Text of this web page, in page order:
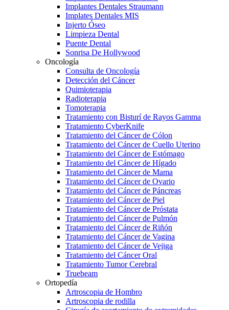
Implantes Dentales Straumann
Implates Dentales MIS
Injerto Óseo
Limpieza Dental
Puente Dental
Sonrisa De Hollywood
Oncología
Consulta de Oncología
Detección del Cáncer
Quimioterapia
Radioterapia
Tomoterapia
Tratamiento con Bisturí de Rayos Gamma
Tratamiento CyberKnife
Tratamiento del Cáncer de Cólon
Tratamiento del Cáncer de Cuello Uterino
Tratamiento del Cáncer de Estómago
Tratamiento del Cáncer de Hígado
Tratamiento del Cáncer de Mama
Tratamiento del Cáncer de Ovario
Tratamiento del Cáncer de Páncreas
Tratamiento del Cáncer de Piel
Tratamiento del Cáncer de Próstata
Tratamiento del Cáncer de Pulmón
Tratamiento del Cáncer de Riñón
Tratamiento del Cáncer de Vagina
Tratamiento del Cáncer de Vejiga
Tratamiento del Cáncer Oral
Tratamiento Tumor Cerebral
Truebeam
Ortopedía
Artroscopia de Hombro
Artroscopia de rodilla